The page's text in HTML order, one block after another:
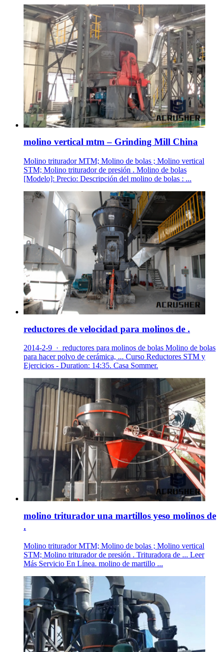
molino vertical mtm – Grinding Mill China
Molino triturador MTM; Molino de bolas ; Molino vertical
STM; Molino triturador de presión . Molino de bolas
[Modelo]: Precio: Descripción del molino de bolas : ...
reductores de velocidad para molinos de .
2014-2-9 · reductores para molinos de bolas Molino de bolas
para hacer polvo de cerámica, ... Curso Reductores STM y
Ejercicios - Duration: 14:35. Casa Sommer.
molino triturador una martillos yeso molinos de
.
Molino triturador MTM; Molino de bolas ; Molino vertical
STM; Molino triturador de presión . Trituradora de ... Leer
Más Servicio En Línea. molino de martillo ...